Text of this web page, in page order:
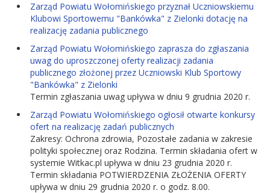
Zarząd Powiatu Wołomińskiego przyznał Uczniowskiemu
Klubowi Sportowemu "Bankówka" z Zielonki dotację na
realizację zadania publicznego
Zarząd Powiatu Wołomińskiego zaprasza do zgłaszania
uwag do uproszczonej oferty realizacji zadania
publicznego złożonej przez Uczniowski Klub Sportowy
"Bankówka" z Zielonki
Termin zgłaszania uwag upływa w dniu 9 grudnia 2020 r.
Zarząd Powiatu Wołomińskiego ogłosił otwarte konkursy
ofert na realizację zadań publicznych
Zakresy: Ochrona zdrowia, Pozostałe zadania w zakresie
polityki społecznej oraz Rodzina. Termin składania ofert w
systemie Witkac.pl upływa w dniu 23 grudnia 2020 r.
Termin składania POTWIERDZENIA ZŁOŻENIA OFERTY
upływa w dniu 29 grudnia 2020 r. o godz. 8.00.